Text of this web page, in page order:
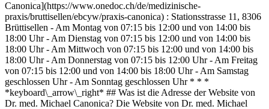
Canonica](https://www.onedoc.ch/de/medizinische-
praxis/bruttisellen/ebcyw/praxis-canonica) : Stationsstrasse 11, 8306
Brüttisellen - Am Montag von 07:15 bis 12:00 und von 14:00 bis
18:00 Uhr - Am Dienstag von 07:15 bis 12:00 und von 14:00 bis
18:00 Uhr - Am Mittwoch von 07:15 bis 12:00 und von 14:00 bis
18:00 Uhr - Am Donnerstag von 07:15 bis 12:00 Uhr - Am Freitag
von 07:15 bis 12:00 und von 14:00 bis 18:00 Uhr - Am Samstag
geschlossen Uhr - Am Sonntag geschlossen Uhr * * *
*keyboard\_arrow\_right* ## Was ist die Adresse der Website von
Dr. med. Michael Canonica? Die Website von Dr. med. Michael